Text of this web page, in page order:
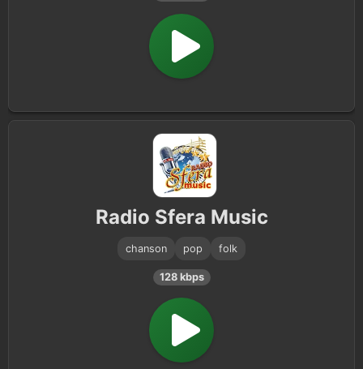
Radio Sfera Music
chanson pop folk
128 kbps